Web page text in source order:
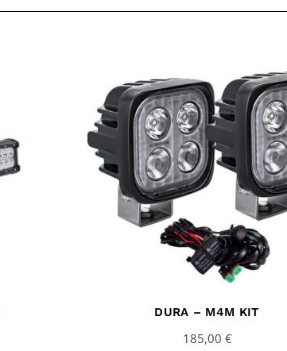
DURA – M4M KIT
185,00 €